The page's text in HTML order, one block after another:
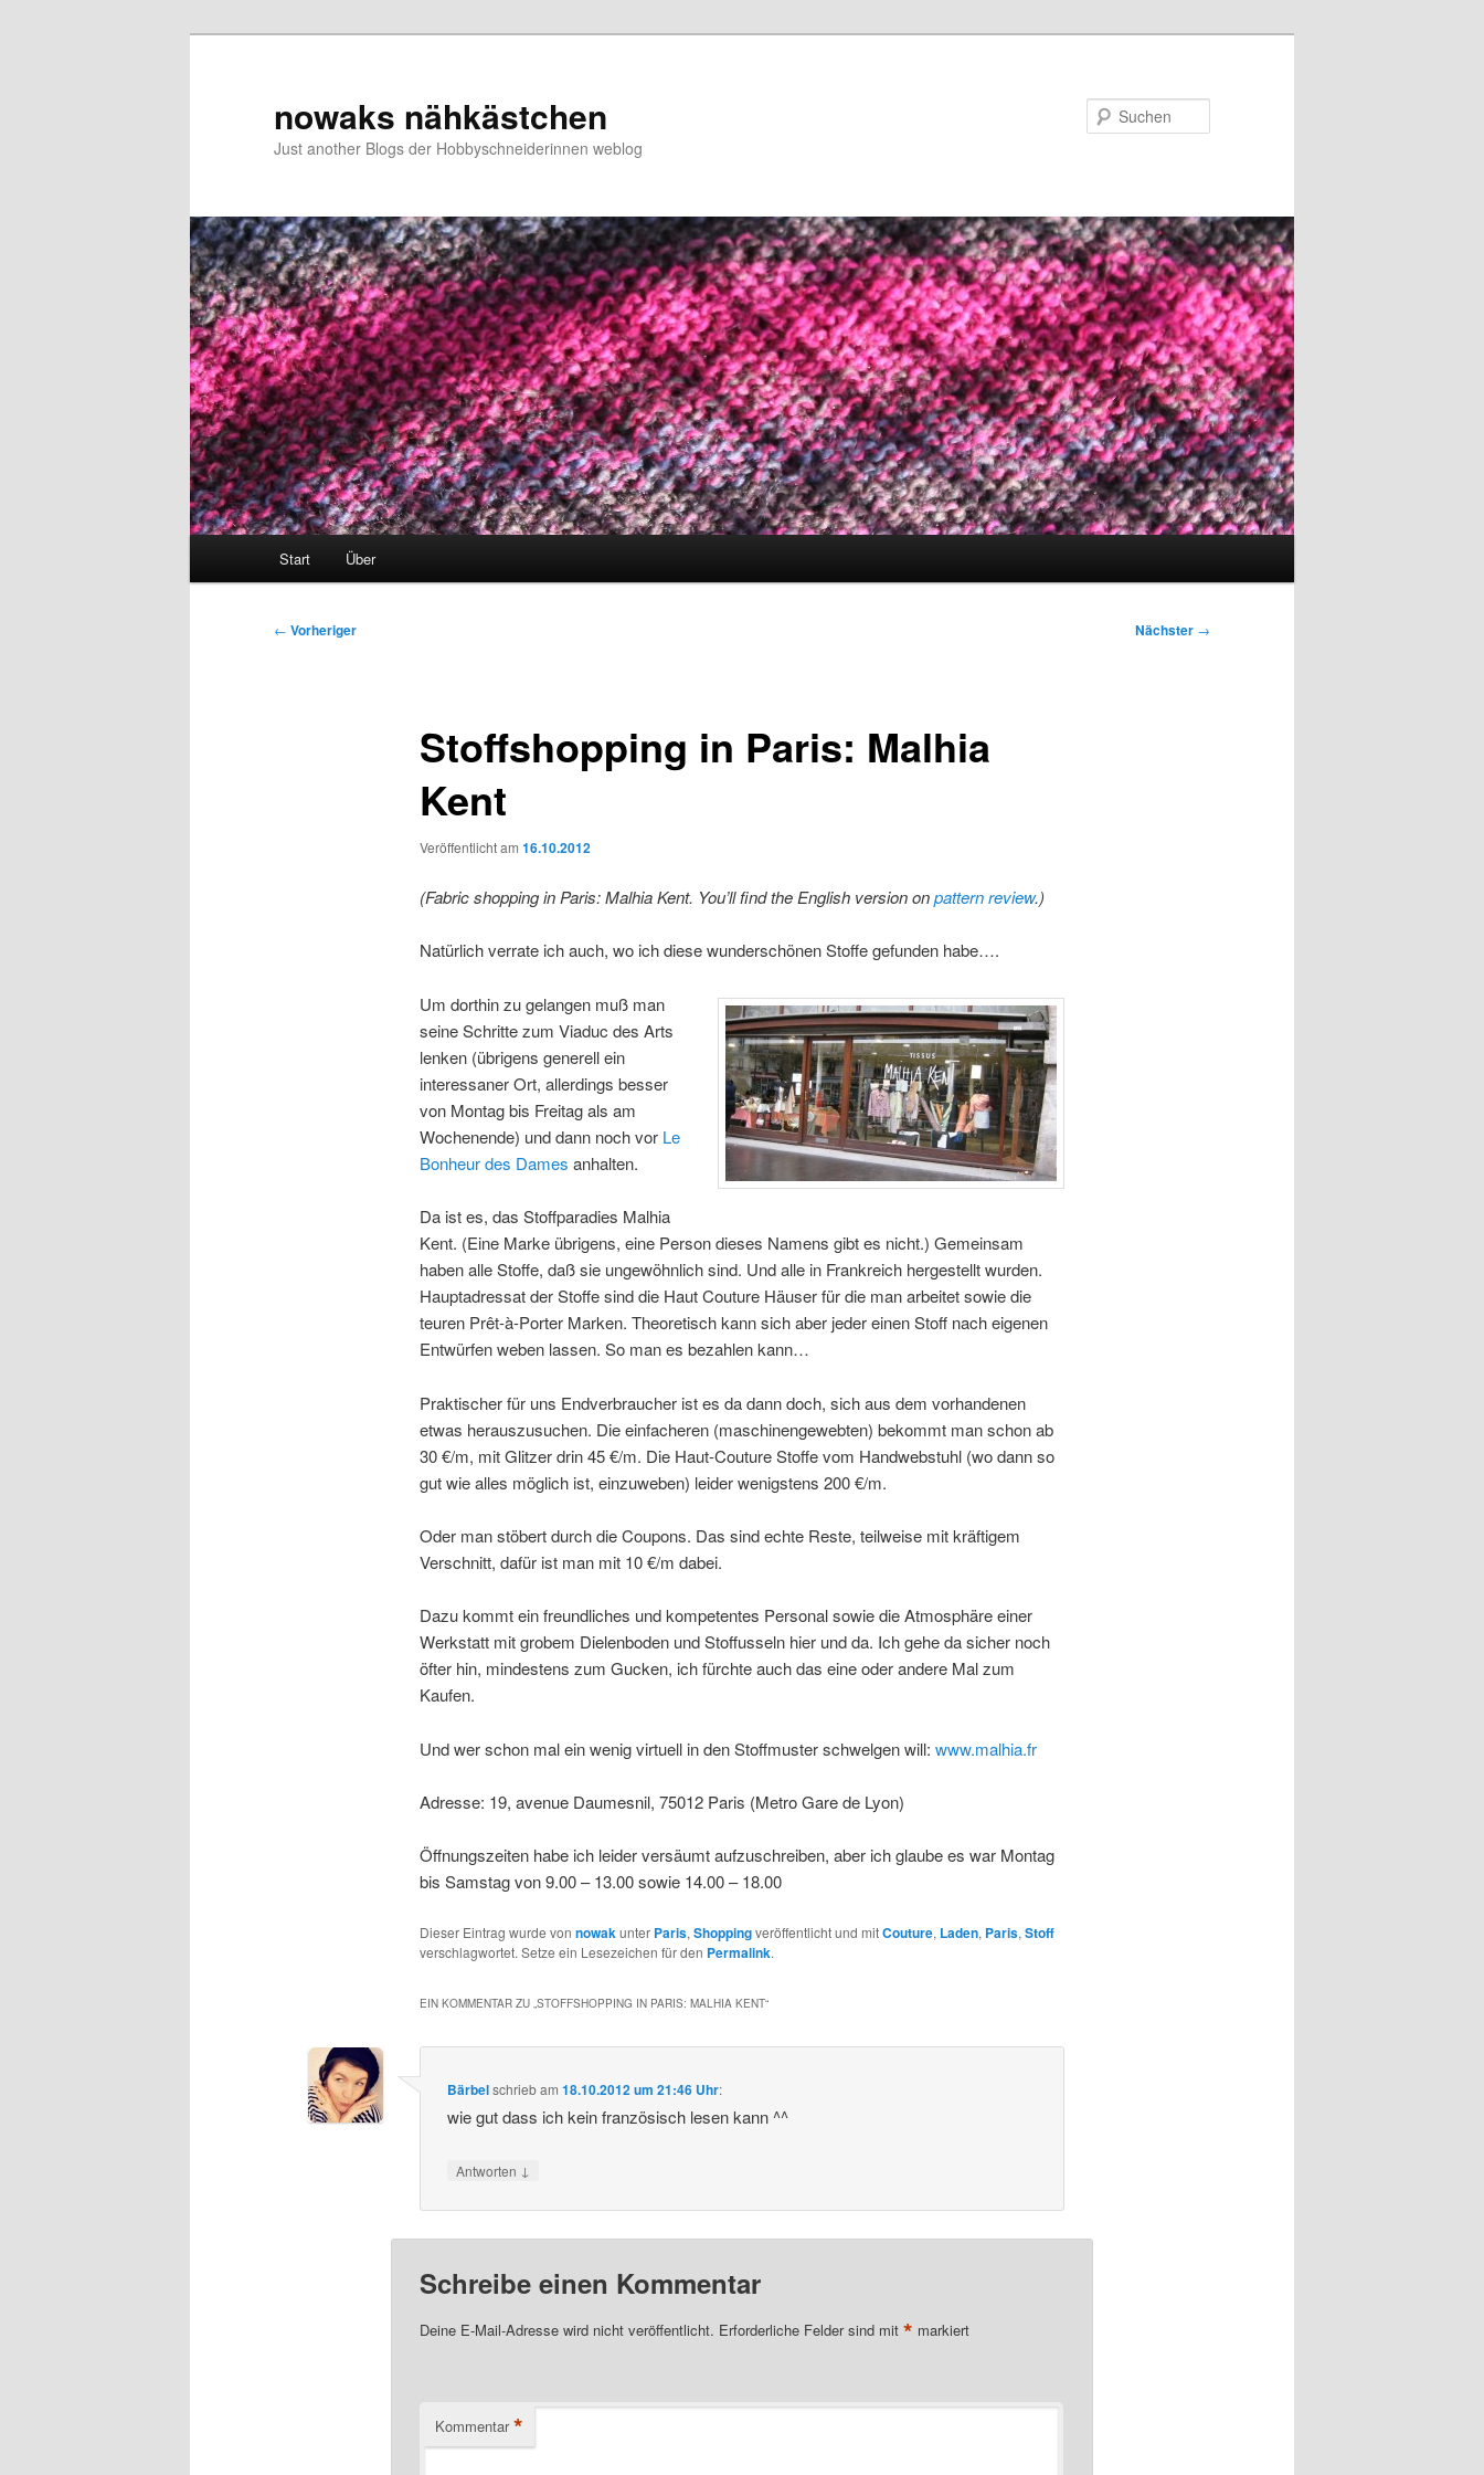
nowaks nähkästchen
Just another Blogs der Hobbyschneiderinnen weblog
Start Über
Beitragsnavigation
← Vorheriger Nächster →
Stoffshopping in Paris: Malhia
Kent
Veröffentlicht am 16.10.2012
(Fabric shopping in Paris: Malhia Kent. You’ll find the English version onpattern review.)
Natürlich verrate ich auch, wo ich diese wunderschönen Stoffe gefunden habe….
Um dorthin zu gelangen muß man
seine Schritte zum Viaduc des Arts
lenken (übrigens generell ein
interessaner Ort, allerdings besser
von Montag bis Freitag als am
Wochenende) und dann noch vor Le
Bonheur des Dames anhalten.
Da ist es, das Stoffparadies Malhia
Kent. (Eine Marke übrigens, eine Person dieses Namens gibt es nicht.) Gemeinsam
haben alle Stoffe, daß sie ungewöhnlich sind. Und alle in Frankreich hergestellt wurden.
Hauptadressat der Stoffe sind die Haut Couture Häuser für die man arbeitet sowie die
teuren Prêt-à-Porter Marken. Theoretisch kann sich aber jeder einen Stoff nach eigenen
Entwürfen weben lassen. So man es bezahlen kann…
Praktischer für uns Endverbraucher ist es da dann doch, sich aus dem vorhandenen
etwas herauszusuchen. Die einfacheren (maschinengewebten) bekommt man schon ab
30 €/m, mit Glitzer drin 45 €/m. Die Haut-Couture Stoffe vom Handwebstuhl (wo dann so
gut wie alles möglich ist, einzuweben) leider wenigstens 200 €/m.
Oder man stöbert durch die Coupons. Das sind echte Reste, teilweise mit kräftigem
Verschnitt, dafür ist man mit 10 €/m dabei.
Dazu kommt ein freundliches und kompetentes Personal sowie die Atmosphäre einer
Werkstatt mit grobem Dielenboden und Stoffusseln hier und da. Ich gehe da sicher noch
öfter hin, mindestens zum Gucken, ich fürchte auch das eine oder andere Mal zum
Kaufen.
Und wer schon mal ein wenig virtuell in den Stoffmuster schwelgen will: www.malhia.fr
Adresse: 19, avenue Daumesnil, 75012 Paris (Metro Gare de Lyon)
Öffnungszeiten habe ich leider versäumt aufzuschreiben, aber ich glaube es war Montag
bis Samstag von 9.00 – 13.00 sowie 14.00 – 18.00
Dieser Eintrag wurde von nowakunter Paris, Shoppingveröffentlicht und mitCouture, Laden, Paris, Stoff
verschlagwortet. Setze ein Lesezeichen für den Permalink.
EIN KOMMENTAR ZU „STOFFSHOPPING IN PARIS: MALHIA KENT“
Bärbelschriebam18.10.2012 um 21:46 Uhr:
wie gut dass ich kein französisch lesen kann ^^
Antworten ↓
Schreibe einen Kommentar
Deine E-Mail-Adresse wird nicht veröffentlicht. Erforderliche Felder sind mit * markiert
Kommentar *